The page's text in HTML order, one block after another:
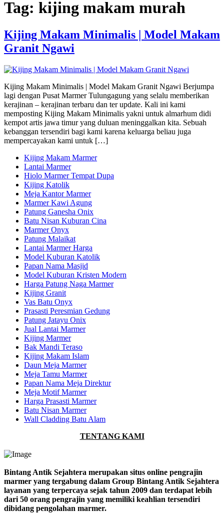
Tag: kijing makam murah
Kijing Makam Minimalis | Model Makam
Granit Ngawi
Kijing Makam Minimalis | Model Makam Granit Ngawi Berjumpa
lagi dengan Pusat Marmer Tulungagung yang selalu memberikan
kerajinan – kerajinan terbaru dan ter update. Kali ini kami
memposting Kijing Makam Minimalis yakni untuk almarhum didi
kempot artis jawa timur yang duluan meninggalkan kita. Sebuah
kebanggan tersendiri bagi kami karena keluarga beliau juga
mempercayakan kami untuk […]
Kijing Makam Marmer
Lantai Marmer
Hiolo Marmer Tempat Dupa
Kijing Katolik
Meja Kantor Marmer
Marmer Kawi Agung
Patung Ganesha Onix
Batu Nisan Kuburan Cina
Marmer Onyx
Patung Malaikat
Lantai Marmer Harga
Model Kuburan Katolik
Papan Nama Masjid
Model Kuburan Kristen Modern
Harga Patung Naga Marmer
Kijing Granit
Vas Batu Onyx
Prasasti Peresmian Gedung
Patung Jatayu Onix
Jual Lantai Marmer
Kijing Marmer
Bak Mandi Teraso
Kijing Makam Islam
Daun Meja Marmer
Meja Tamu Marmer
Papan Nama Meja Direktur
Meja Motif Marmer
Harga Prasasti Marmer
Batu Nisan Marmer
Wall Cladding Batu Alam
TENTANG KAMI
Bintang Antik Sejahtera merupakan situs online pengrajin
marmer yang tergabung dalam Group Bintang Antik Sejahtera
layanan yang terpercaya sejak tahun 2009 dan terdapat lebih
dari 50 orang pengrajin yang memiliki keahlian tersendiri
dibidang pengolahan marmer.